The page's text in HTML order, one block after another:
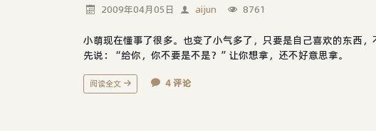
2009年04月05日 aijun 8761
小萌现在懂事了很多。也变了小气多了，只要是自己喜欢的东西
先说：“给你，你不要是不是？”让你想拿，还不好意思拿。
阅读全文 4 评论